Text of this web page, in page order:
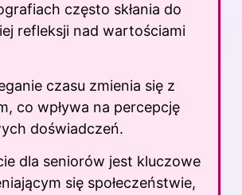
często skłania do
refleksji nad wartościami
czasu zmienia się z
co wpływa na percepcję
doświadczeń.
dla seniorów jest kluczowe
się społeczeństwie,